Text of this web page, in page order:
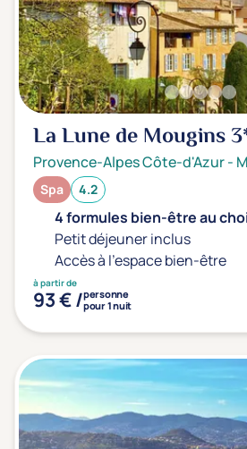
La Lune de Mougins
Provence-Alpes Côte-d'Azur-
Spa 4.2
4 formules bien-être au
Petit déjeuner inclus
Accès à l'espace bien-être
à partir de
93 € /personne
pour 1 nuit